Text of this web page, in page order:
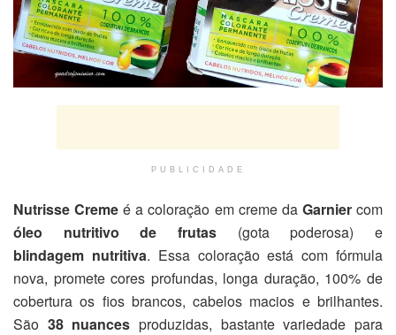
PUBLICIDADE
Nutrisse Creme é a coloração em creme da Garniercom
óleo nutritivo de frutas (gota poderosa) e
blindagem nutritiva. Essa coloração está com fórmula
nova, promete cores profundas, longa duração, 100% de
cobertura os fios brancos, cabelos macios e brilhantes.
São 38 nuances produzidas, bastante variedade para